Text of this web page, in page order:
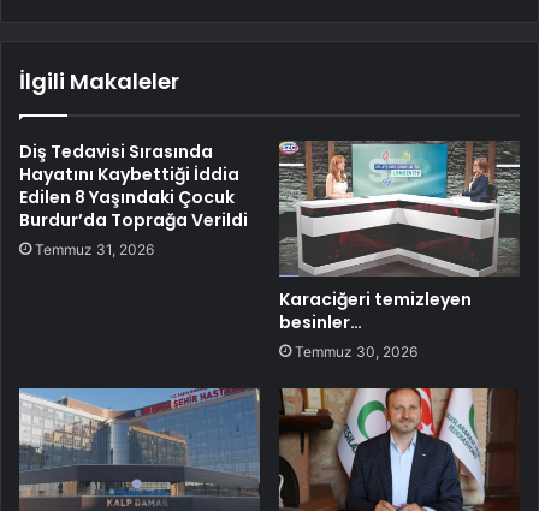
İlgili Makaleler
Diş Tedavisi Sırasında
Hayatını Kaybettiği İddia
Edilen 8 Yaşındaki Çocuk
Burdur’da Toprağa Verildi
Temmuz 31, 2026
Karaciğeri temizleyen
besinler…
Temmuz 30, 2026